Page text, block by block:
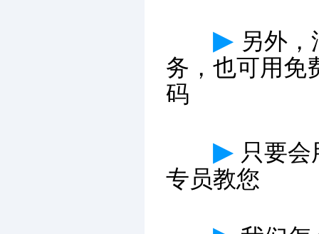
▶ 另外
务，也可用免
码
▶ 只要
专员教您